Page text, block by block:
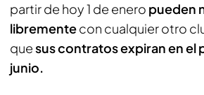
partir de hoy 1 de enero pueden
librementecon cualquier otro
quesus contratos expiran en el
junio.